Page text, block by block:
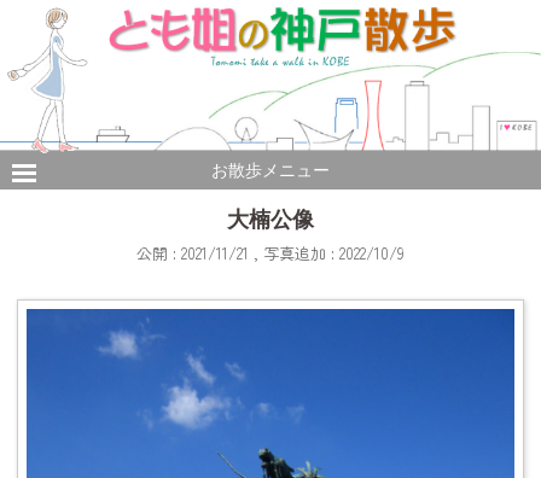
お散歩メニュー
大楠公像
公開 : 2021/11/21 , 写真追加 : 2022/10/9